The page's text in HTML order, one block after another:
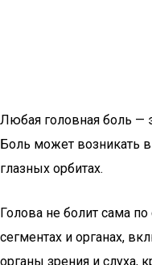
Любая головная боль —
Боль может возникать
глазных орбитах.
Голова не болит сама
сегментах и органах,
органы зрения и слуха,